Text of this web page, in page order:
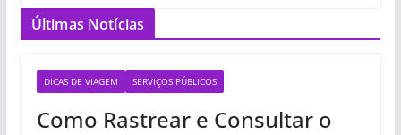
Últimas Notícias
DICAS DE VIAGEM SERVIÇOS PÚBLICOS
Como Rastrear e Consultar o